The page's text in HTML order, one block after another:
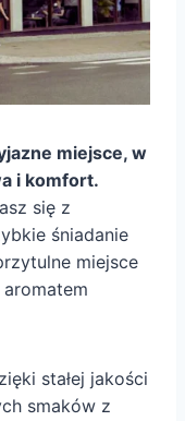
miejsce, w
i komfort.
się z
śniadanie
miejsce
stałej jakości
smaków z